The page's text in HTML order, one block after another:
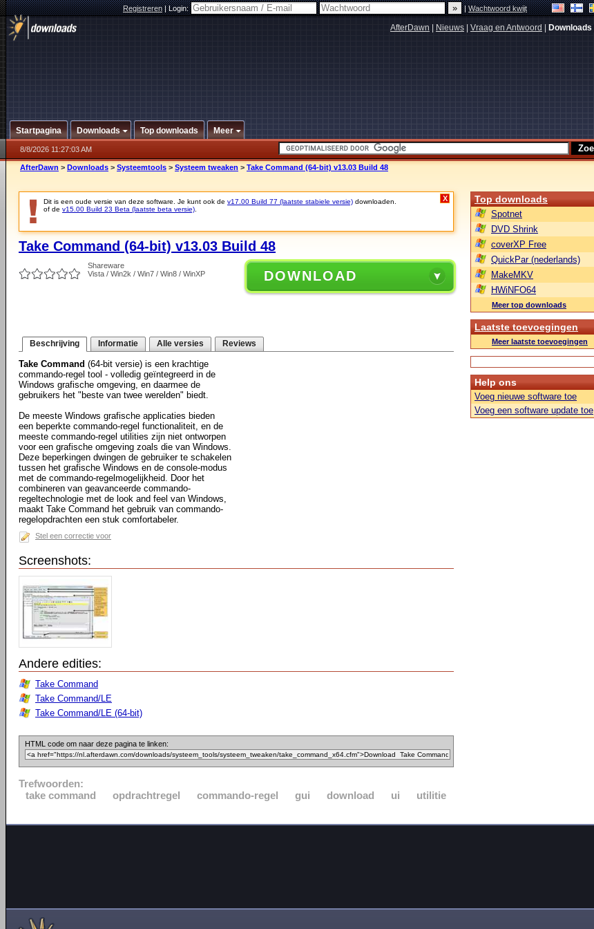
Registreren|Login: |Wachtwoord kwijt
AfterDawn Nieuws Vraag en Antwoord Downloads
Startpagina Downloads Top downloads Meer
8/8/2026 11:27:03 AM
AfterDawn > Downloads > Systeemtools > Systeem tweaken > Take Command (64-bit) v13.03 Build 48
Dit is een oude versie van deze software. Je kunt ook de v17.00 Build 77 (laatste stabiele versie) downloaden.
of de v15.00 Build 23 Beta (laatste beta versie)
X
Take Command (64-bit) v13.03 Build 48
Shareware
Vista / Win2k / Win7 / Win8 / WinXP
DOWNLOAD
Beschrijving Informatie Alle versies Reviews
Take Command (64-bit versie) is een krachtige
commando-regel tool - volledig geïntegreerd in de
Windows grafische omgeving, en daarmee de
gebruikers het "beste van twee werelden" biedt.
De meeste Windows grafische applicaties bieden
een beperkte commando-regel functionaliteit, en de
meeste commando-regel utilities zijn niet ontworpen
voor een grafische omgeving zoals die van Windows.
Deze beperkingen dwingen de gebruiker te schakelen
tussen het grafische Windows en de console-modus
met de commando-regelmogelijkheid. Door het
combineren van geavanceerde commando-
regeltechnologie met de look and feel van Windows,
maakt Take Command het gebruik van commando-
regelopdrachten een stuk comfortabeler.
Stel een correctie voor
Screenshots:
Andere edities:
Take Command
Take Command/LE
Take Command/LE (64-bit)
HTML code om naar deze pagina te linken:
Trefwoorden:
take command
opdrachtregel commando-regel gui download ui utilitie
Top downloads
Spotnet
DVD Shrink
coverXP Free
QuickPar (nederlands)
MakeMKV
HWiNFO64
Meer top downloads
Laatste toevoegingen
Meer laatste toevoegingen
Help ons
Voeg nieuwe software toe
Voeg een software update toe